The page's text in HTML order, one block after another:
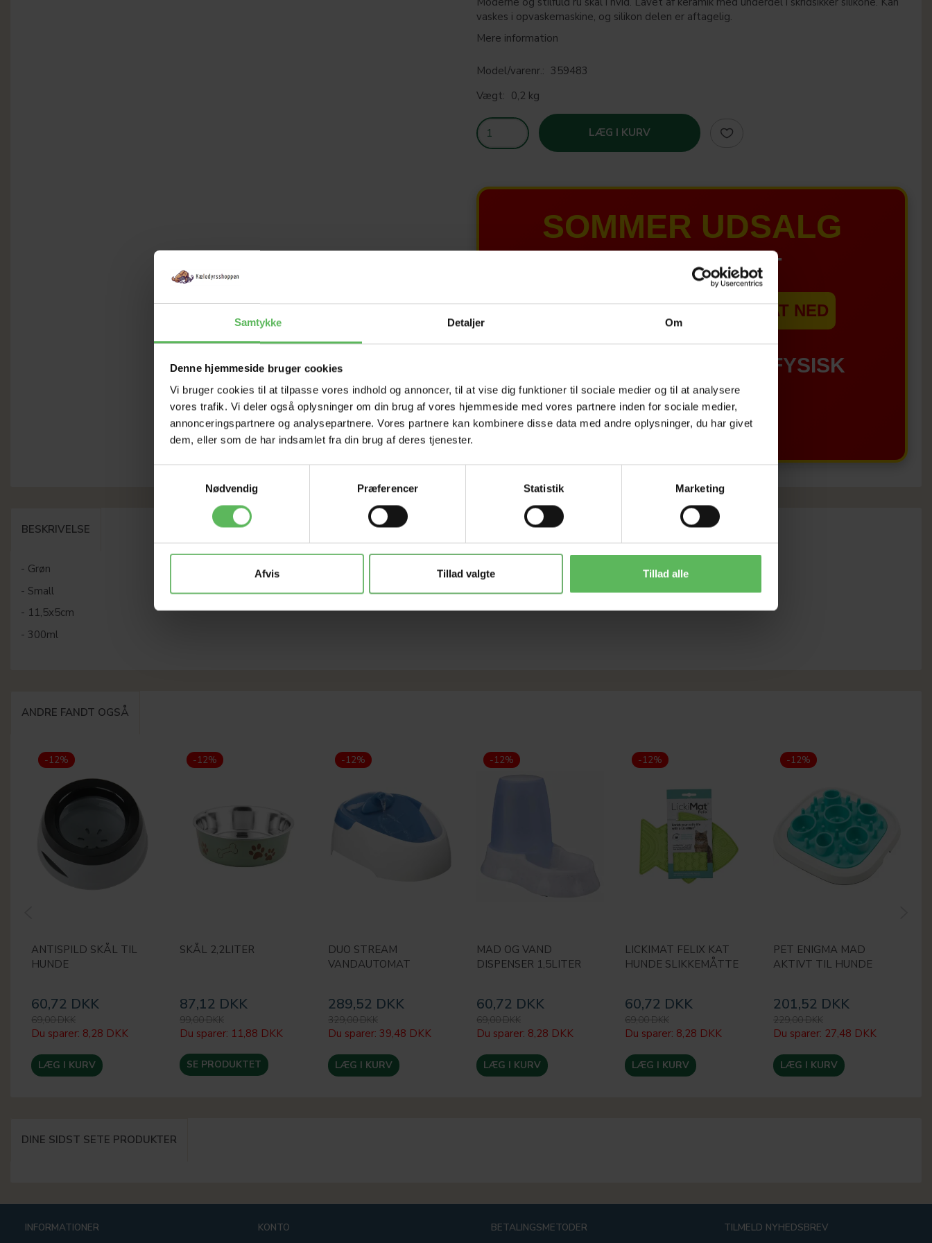
Samtykke Detaljer Om
Denne hjemmeside bruger cookies
Vi bruger cookies til at tilpasse vores indhold og annoncer, til at vise dig funktioner til sociale medier og til at analysere
vores trafik. Vi deler også oplysninger om din brug af vores hjemmeside med vores partnere inden for sociale medier,
annonceringspartnere og analysepartnere. Vores partnere kan kombinere disse data med andre oplysninger, du har givet
dem, eller som de har indsamlet fra din brug af deres tjenester.
Nødvendig
Præferencer Statistik Marketing
Afvis Tillad valgte Tillad alle
vaskes i opvaskemaskine, og silikon delen er aftagelig.
Mere information
Model/varenr.: 359483
Vægt: 0,2 kg
LÆG I KURV
SOMMER UDSALG
TIL D. 8 AUGUST
HELE WEBSHOPPEN ER SAT NED
Tilbud GÆLDER IKKE I FYSISK
BUTIKKERE
BESKRIVELSE
- Grøn
- Small
- 11,5x5cm
- 300ml
ANDRE FANDT OGSÅ
-12%
ANTISPILD SKÅL TIL
HUNDE
60,72 DKK
69,00 DKK
Du sparer: 8,28 DKK
LÆG I KURV
-12%
SKÅL 2,2LITER
87,12 DKK
99,00 DKK
Du sparer: 11,88 DKK
SE PRODUKTET
-12%
DUO STREAM
VANDAUTOMAT
289,52 DKK
329,00 DKK
Du sparer: 39,48 DKK
LÆG I KURV
-12%
MAD OG VAND
DISPENSER 1,5LITER
60,72 DKK
69,00 DKK
Du sparer: 8,28 DKK
LÆG I KURV
-12%
LICKIMAT FELIX KAT
HUNDE SLIKKEMÅTTE
60,72 DKK
69,00 DKK
Du sparer: 8,28 DKK
LÆG I KURV
-12%
PET ENIGMA MAD
AKTIVT TIL HUNDE
201,52 DKK
229,00 DKK
Du sparer: 27,48 DKK
LÆG I KURV
DINE SIDST SETE PRODUKTER
INFORMATIONER KONTO BETALINGSMETODER TILMELD NYHEDSBREV